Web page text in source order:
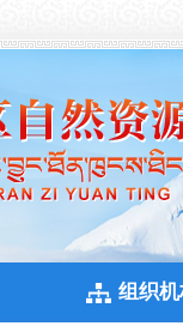
组织